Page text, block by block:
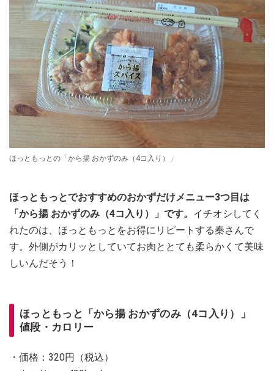
ほっともっとの「から揚 おかずのみ（4コ入り）」
ほっともっとでおすすめのおかずだけメニュー3つ目は
「から揚 おかずのみ（4コ入り）」です。 イチオシしてく
れたのは、ほっともっとをお得にリピートする秦さんで
す。外側がカリッとしていてお肉ととても柔らかくて美味
しいんだそう！
ほっともっと「から揚 おかずのみ（4コ入り）」
値段・カロリー
・価格：320円（税込）